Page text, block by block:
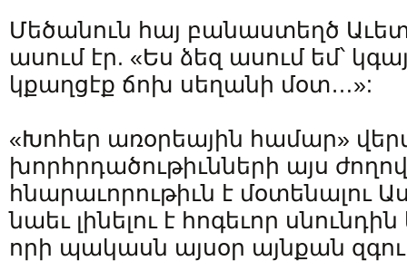
Մեծանուն հայ բանաստեղծ
ասում էր. «Ես ձեզ ասում եմ՝
կքաղցէք ճոխ սեղանի մօտ…»:
«Խոհեր առօրեային համար»
խորհրդածութիւնների այս
հնարաւորութիւն է մօտենալու
նաեւ լինելու է հոգեւոր
որի պակասն այսօր այնքան